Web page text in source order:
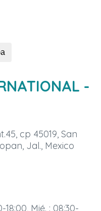
-
cp 45019, San
Jal., Mexico
18:00, Mié. : 08:30-